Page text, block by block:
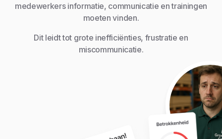
medewerkers informatie, communicatie en trainingen
moeten vinden.
Dit leidt tot grote inefficiënties, frustratie en
miscommunicatie.